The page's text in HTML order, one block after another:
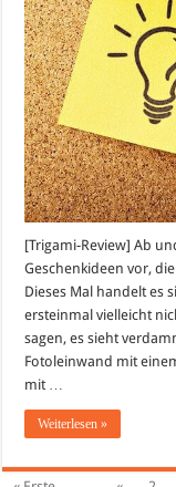
[Trigami-Review] Ab
Geschenkideen vor,
Dieses Mal handelt es
ersteinmal vielleicht
sagen, es sieht
Fotoleinwand mit
mit …
Weiterlesen »